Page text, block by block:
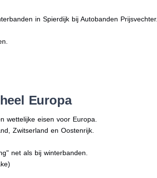
in Spierdijk bij Autobanden Prijsvechter.
Europa
wettelijke eisen voor Europa.
Zwitserland en Oostenrijk.
net als bij winterbanden.